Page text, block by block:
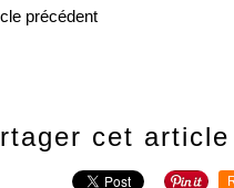
précédent
cet article